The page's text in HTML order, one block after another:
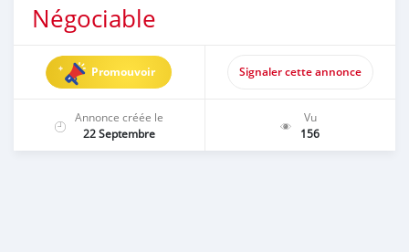
Négociable
Promouvoir Signaler cette annonce
Annonce créée le
22 Septembre
Vu
156